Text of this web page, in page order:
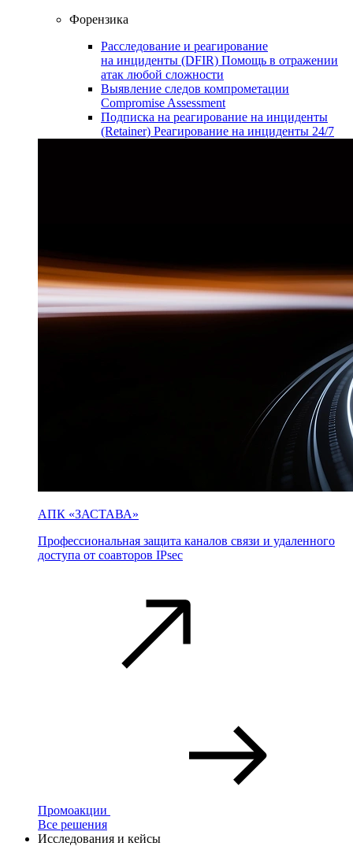
Форензика
Расследование и реагирование
на инциденты (DFIR) Помощь в отражении
атак любой сложности
Выявление следов компрометации
Compromise Assessment
Подписка на реагирование на инциденты
(Retainer) Реагирование на инциденты 24/7
АПК «ЗАСТАВА»
Профессиональная защита каналов связи и удаленного
доступа от соавторов IPsec
Промоакции
Все решения
Исследования и кейсы